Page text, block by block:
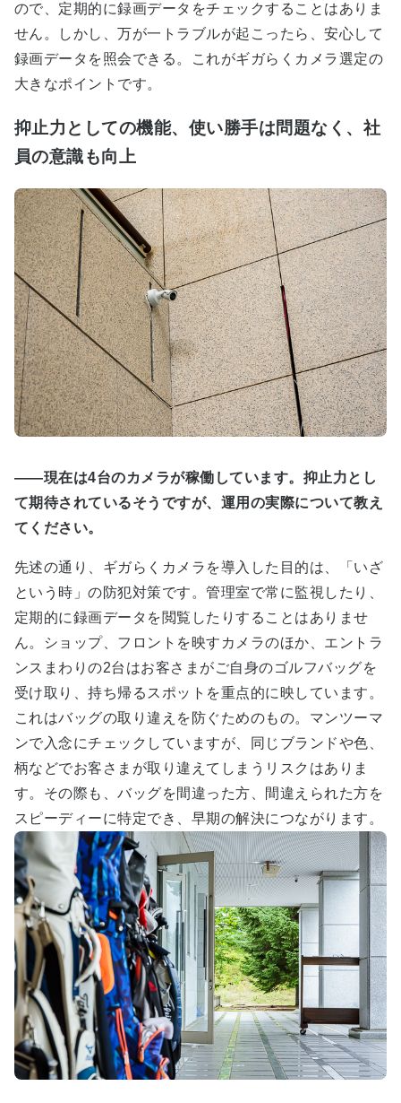
ので、定期的に録画データをチェックすることはありま
せん。しかし、万が一トラブルが起こったら、安心して
録画データを照会できる。これがギガらくカメラ選定の
大きなポイントです。
抑止力としての機能、使い勝手は問題なく、社
員の意識も向上
――現在は4台のカメラが稼働しています。抑止力とし
て期待されているそうですが、運用の実際について教え
てください。
先述の通り、ギガらくカメラを導入した目的は、「いざ
という時」の防犯対策です。管理室で常に監視したり、
定期的に録画データを閲覧したりすることはありませ
ん。ショップ、フロントを映すカメラのほか、エントラ
ンスまわりの2台はお客さまがご自身のゴルフバッグを
受け取り、持ち帰るスポットを重点的に映しています。
これはバッグの取り違えを防ぐためのもの。マンツーマ
ンで入念にチェックしていますが、同じブランドや色、
柄などでお客さまが取り違えてしまうリスクはありま
す。その際も、バッグを間違った方、間違えられた方を
スピーディーに特定でき、早期の解決につながります。